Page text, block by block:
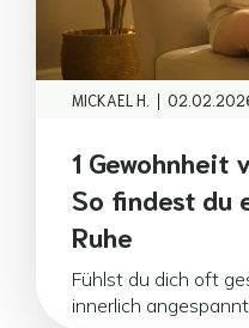
MICKAEL H. |
1 Gewohnheit
So findest du
Ruhe
Fühlst du dich oft
innerlich